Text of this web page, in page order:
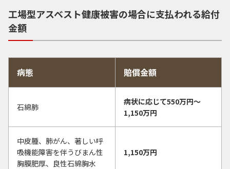
工場型アスベスト健康被害の場合に支払われる給付
金額
病態 賠償金額
石綿肺
病状に応じて550万円〜
1,150万円
中皮腫、肺がん、著しい呼
吸機能障害を伴うびまん性
胸膜肥厚、良性石綿胸水
1,150万円